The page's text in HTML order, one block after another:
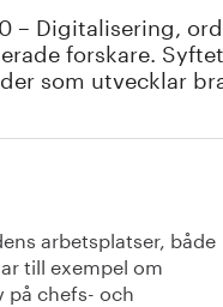
– Digitalisering,
forskare.
som utvecklar
arbetsplatser, både
till exempel om
på chefs- och